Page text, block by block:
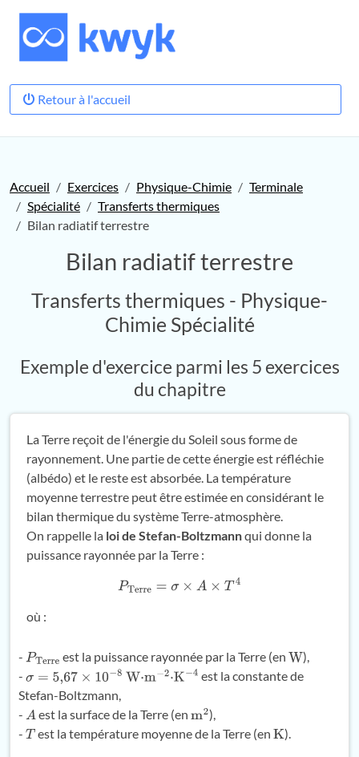
Retour à l'accueil
Accueil Exercices Physique-Chimie
Terminale
Spécialité
Transferts thermiques
Bilan radiatif terrestre
Bilan radiatif terrestre
Transferts thermiques - Physique-
Chimie Spécialité
Exemple d'exercice parmi les 5 exercices
du chapitre
La Terre reçoit de l'énergie du Soleil sous forme de
rayonnement. Une partie de cette énergie est réfléchie
(albédo) et le reste est absorbée. La température
moyenne terrestre peut être estimée en considérant le
bilan thermique du système Terre-atmosphère.
On rappelle la loi de Stefan-Boltzmannqui donne la
puissance rayonnée par la Terre :
PTerre=σ× A× T4
où :
- PTerre est la puissance rayonnée par la Terre (en W),
- σ=5, 67×10− 8W⋅m −2⋅K−4
est la constante de
Stefan-Boltzmann,
- A est la surface de la Terre (enm2),
- T est la température moyenne de la Terre (enK ).